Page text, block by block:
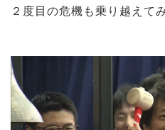
２度目の危機も乗り越えてみ